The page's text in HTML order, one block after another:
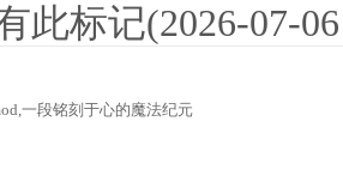
此标记(2026-07-
一段铭刻于心的魔法纪元